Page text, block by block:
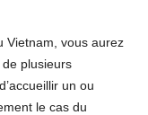
Vietnam, vous aurez
plusieurs
un ou
le cas du